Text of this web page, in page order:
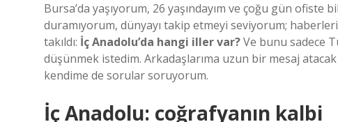
Bursa’da yaşıyorum, 26 yaşındayım ve çoğu gün ofiste
duramıyorum, dünyayı takip etmeyi seviyorum;
takıldı: İç Anadolu’da hangi iller var?Ve bunu sadece
düşünmek istedim. Arkadaşlarıma uzun bir mesaj
kendime de sorular soruyorum.
İç Anadolu: coğrafyanın kalbi